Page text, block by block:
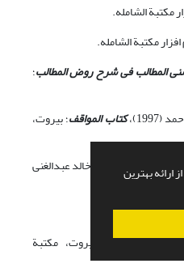
ارائه بهترین
مکتبة الشامله.
افزار مکتبة الشامله.
المطالب فی شرح روض المطالب؛
کتاب المواقف؛ بیروت،
نثرالدرر ؛ تحقیق خالد عبدالغنی
مکتبة الشامله.
الصحیحه ؛ بیروت، مکتبة